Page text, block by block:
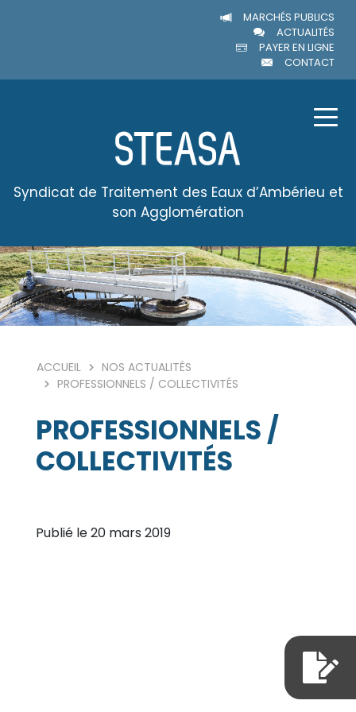
MARCHÉS PUBLICS
ACTUALITÉS
PAYER EN LIGNE
CONTACT
Syndicat de Traitement des Eaux d’Ambérieu et
son Agglomération
ACCUEIL
NOS ACTUALITÉS
PROFESSIONNELS / COLLECTIVITÉS
PROFESSIONNELS /
COLLECTIVITÉS
Publié le 20 mars 2019